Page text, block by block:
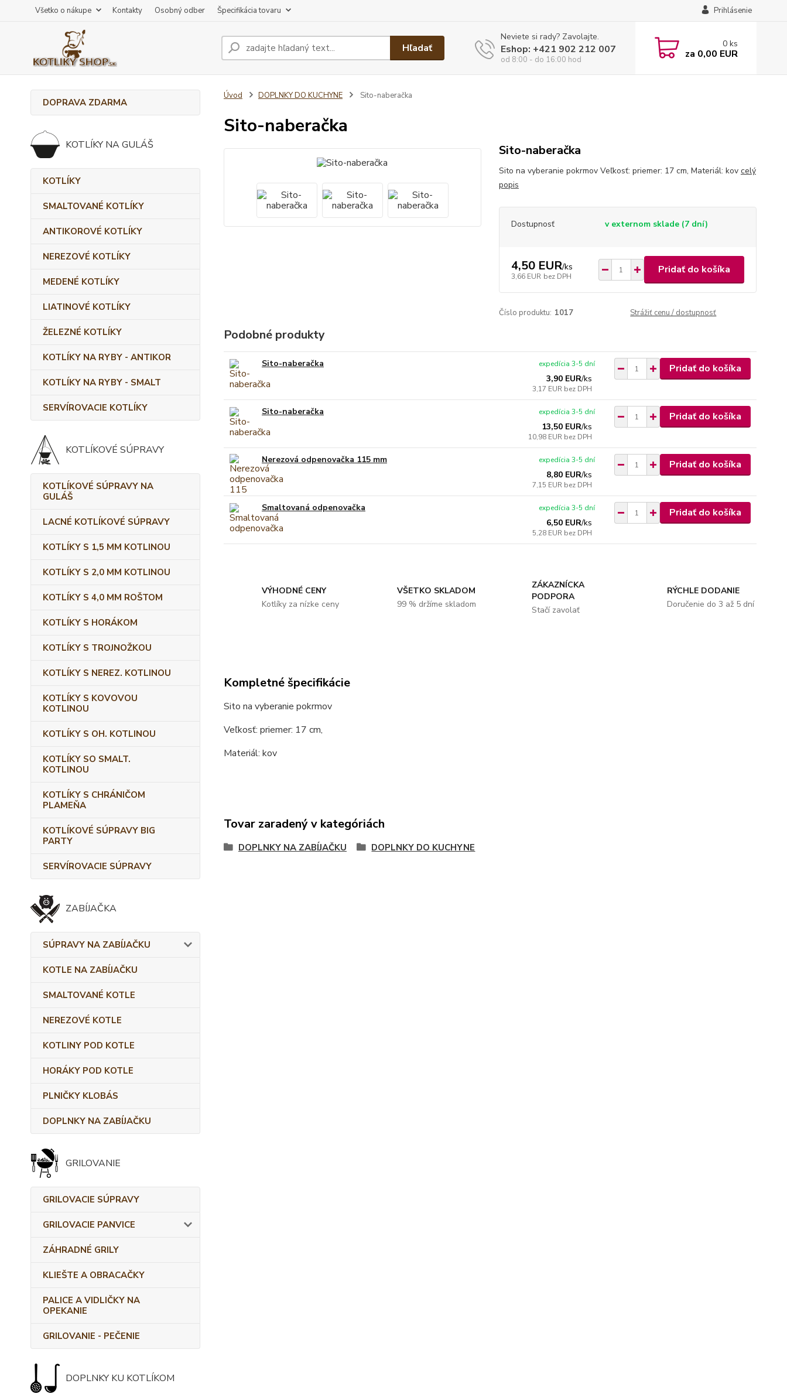
Všetko o nákupe Kontakty Osobný odber Špecifikácia tovaru Prihlásenie
Hľadať
Neviete si rady? Zavolajte.
Eshop: +421 902 212 007
od 8:00 - do 16:00 hod
0 ks
za 0,00 EUR
DOPRAVA ZDARMA
KOTLÍKY NA GULÁŠ
KOTLÍKY
SMALTOVANÉ KOTLÍKY
ANTIKOROVÉ KOTLÍKY
NEREZOVÉ KOTLÍKY
MEDENÉ KOTLÍKY
LIATINOVÉ KOTLÍKY
ŽELEZNÉ KOTLÍKY
KOTLÍKY NA RYBY - ANTIKOR
KOTLÍKY NA RYBY - SMALT
SERVÍROVACIE KOTLÍKY
KOTLÍKOVÉ SÚPRAVY
KOTLÍKOVÉ SÚPRAVY NA
GULÁŠ
LACNÉ KOTLÍKOVÉ SÚPRAVY
KOTLÍKY S 1,5 MM KOTLINOU
KOTLÍKY S 2,0 MM KOTLINOU
KOTLÍKY S 4,0 MM ROŠTOM
KOTLÍKY S HORÁKOM
KOTLÍKY S TROJNOŽKOU
KOTLÍKY S NEREZ. KOTLINOU
KOTLÍKY S KOVOVOU
KOTLINOU
KOTLÍKY S OH. KOTLINOU
KOTLÍKY SO SMALT.
KOTLINOU
KOTLÍKY S CHRÁNIČOM
PLAMEŇA
KOTLÍKOVÉ SÚPRAVY BIG
PARTY
SERVÍROVACIE SÚPRAVY
ZABÍJAČKA
SÚPRAVY NA ZABÍJAČKU
KOTLE NA ZABÍJAČKU
SMALTOVANÉ KOTLE
NEREZOVÉ KOTLE
KOTLINY POD KOTLE
HORÁKY POD KOTLE
PLNIČKY KLOBÁS
DOPLNKY NA ZABÍJAČKU
GRILOVANIE
GRILOVACIE SÚPRAVY
GRILOVACIE PANVICE
ZÁHRADNÉ GRILY
KLIEŠTE A OBRACAČKY
PALICE A VIDLIČKY NA
OPEKANIE
GRILOVANIE - PEČENIE
DOPLNKY KU KOTLÍKOM
Úvod DOPLNKY DO KUCHYNE Sito-naberačka
Sito-naberačka
Sito-naberačka
Sito na vyberanie pokrmov Veľkosť: priemer: 17 cm, Materiál: kov celý
popis
Dostupnosť v externom sklade (7 dní)
4,50 EUR/ks
3,66 EUR bez DPH
Pridať do košíka
Číslo produktu: 1017 Strážiť cenu / dostupnosť
Podobné produkty
Sito-naberačka
3,90 EUR/ks
3,17 EUR bez DPH
expedícia 3-5 dní Pridať do košíka
Sito-naberačka
13,50 EUR/ks
10,98 EUR bez DPH
expedícia 3-5 dní Pridať do košíka
Nerezová odpenovačka 115 mm
8,80 EUR/ks
7,15 EUR bez DPH
expedícia 3-5 dní Pridať do košíka
Smaltovaná odpenovačka
6,50 EUR/ks
5,28 EUR bez DPH
expedícia 3-5 dní Pridať do košíka
VÝHODNÉ CENY
Kotlíky za nízke ceny
VŠETKO SKLADOM
99 % držíme skladom
ZÁKAZNÍCKA
PODPORA
Stačí zavolať
RÝCHLE DODANIE
Doručenie do 3 až 5 dní
Kompletné špecifikácie
Sito na vyberanie pokrmov
Veľkosť: priemer: 17 cm,
Materiál: kov
Tovar zaradený v kategóriách
DOPLNKY NA ZABÍJAČKU DOPLNKY DO KUCHYNE